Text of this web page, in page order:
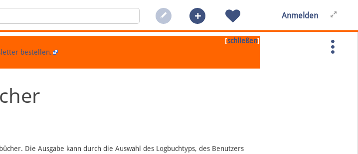
Anmelden
[schließen]
bestellen.
Die Ausgabe kann durch die Auswahl des Logbuchtyps, des Benutzers